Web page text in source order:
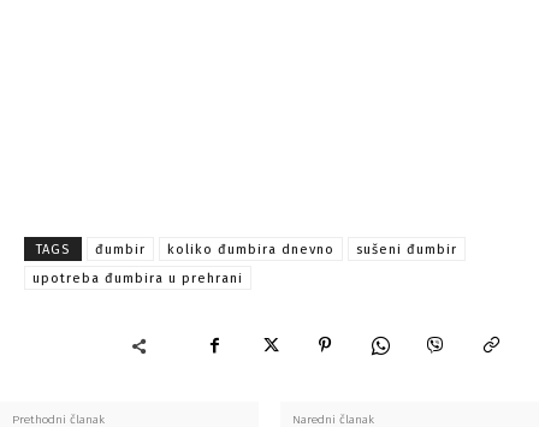
TAGS đumbir koliko đumbira dnevno
sušeni đumbir
upotreba đumbira u prehrani
Prethodni članak Naredni članak